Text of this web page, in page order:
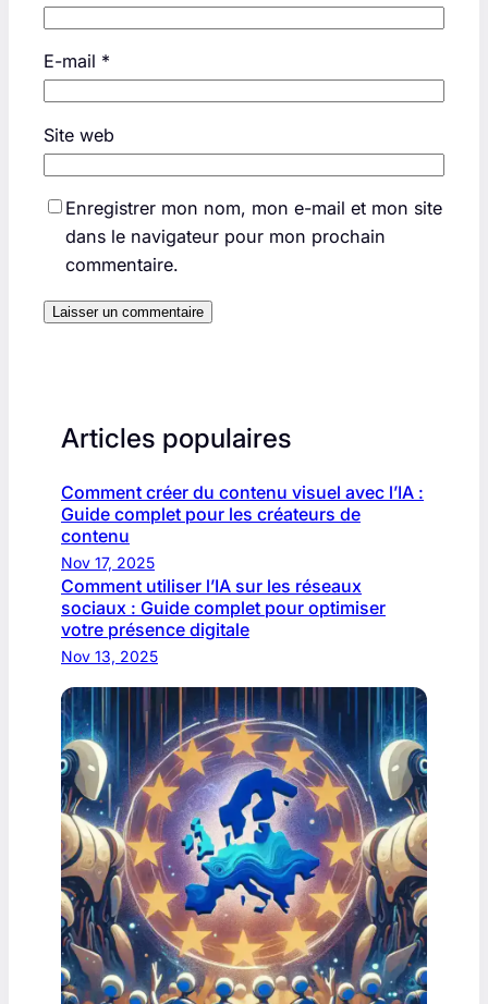
E-mail *
Site web
Enregistrer mon nom, mon e-mail et mon site
dans le navigateur pour mon prochain
commentaire.
Articles populaires
Comment créer du contenu visuel avec l’IA :
Guide complet pour les créateurs de
contenu
Nov 17, 2025
Comment utiliser l’IA sur les réseaux
sociaux : Guide complet pour optimiser
votre présence digitale
Nov 13, 2025